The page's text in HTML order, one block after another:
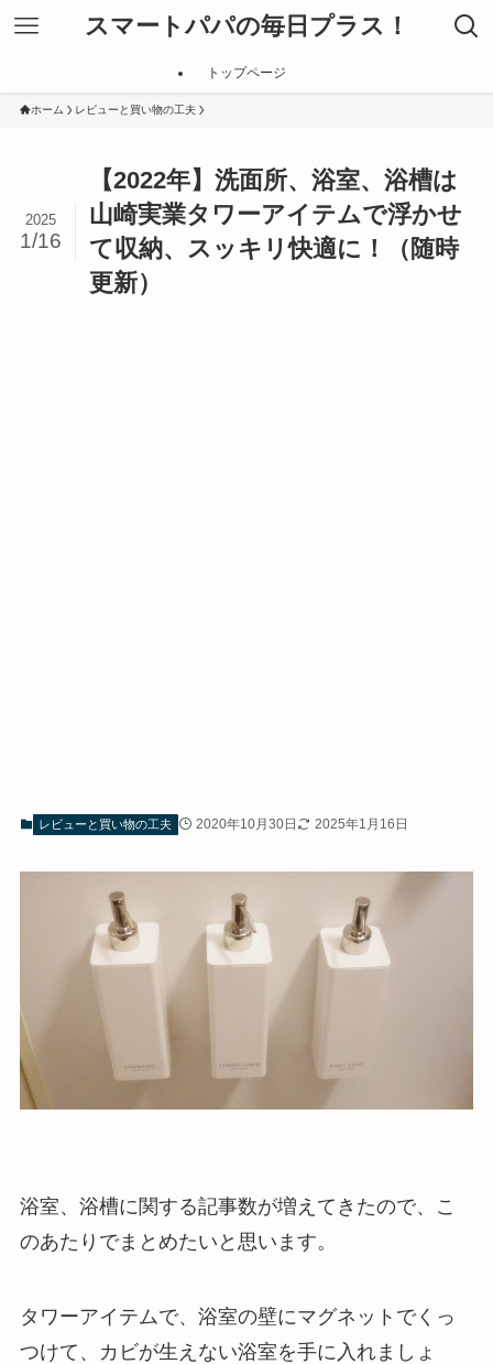
スマートパパの毎日プラス！
トップページ
ホーム レビューと買い物の工夫
【2022年】洗面所、浴室、浴槽は
山崎実業タワーアイテムで浮かせ
て収納、スッキリ快適に！（随時
更新）
2025
1/16
レビューと買い物の工夫 2020年10月30日 2025年1月16日
浴室、浴槽に関する記事数が増えてきたので、こ
のあたりでまとめたいと思います。
タワーアイテムで、浴室の壁にマグネットでくっ
つけて、カビが生えない浴室を手に入れましょ